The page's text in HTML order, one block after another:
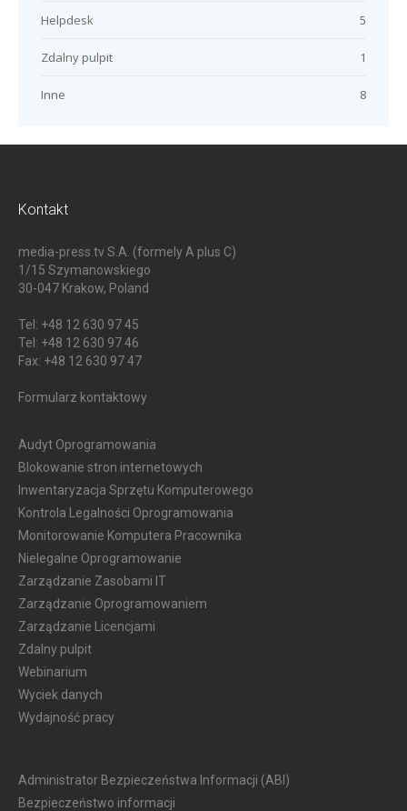
5
Helpdesk
1
Zdalny pulpit
8
Inne
Kontakt
media-press.tv S.A. (formely A plus C)
1/15 Szymanowskiego
30-047 Krakow, Poland
Tel: +48 12 630 97 45
Tel: +48 12 630 97 46
Fax: +48 12 630 97 47
Formularz kontaktowy
Audyt Oprogramowania
Blokowanie stron internetowych
Inwentaryzacja Sprzętu Komputerowego
Kontrola Legalności Oprogramowania
Monitorowanie Komputera Pracownika
Nielegalne Oprogramowanie
Zarządzanie Zasobami IT
Zarządzanie Oprogramowaniem
Zarządzanie Licencjami
Zdalny pulpit
Webinarium
Wyciek danych
Wydajność pracy
Administrator Bezpieczeństwa Informacji (ABI)
Bezpieczeństwo informacji